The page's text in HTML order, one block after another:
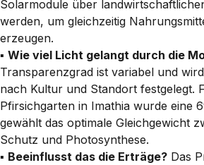
Solarmodule über
werden, um gleichzeitig
erzeugen.
▪️ Wie viel Licht gelangt durch die
Transparenzgrad ist variabel und
nach Kultur und Standort festgelegt.
Pfirsichgarten in Imathia wurde eine
gewählt das optimale Gleichgewicht
Schutz und Photosynthese.
▪️ Beeinflusst das die Erträge? Das